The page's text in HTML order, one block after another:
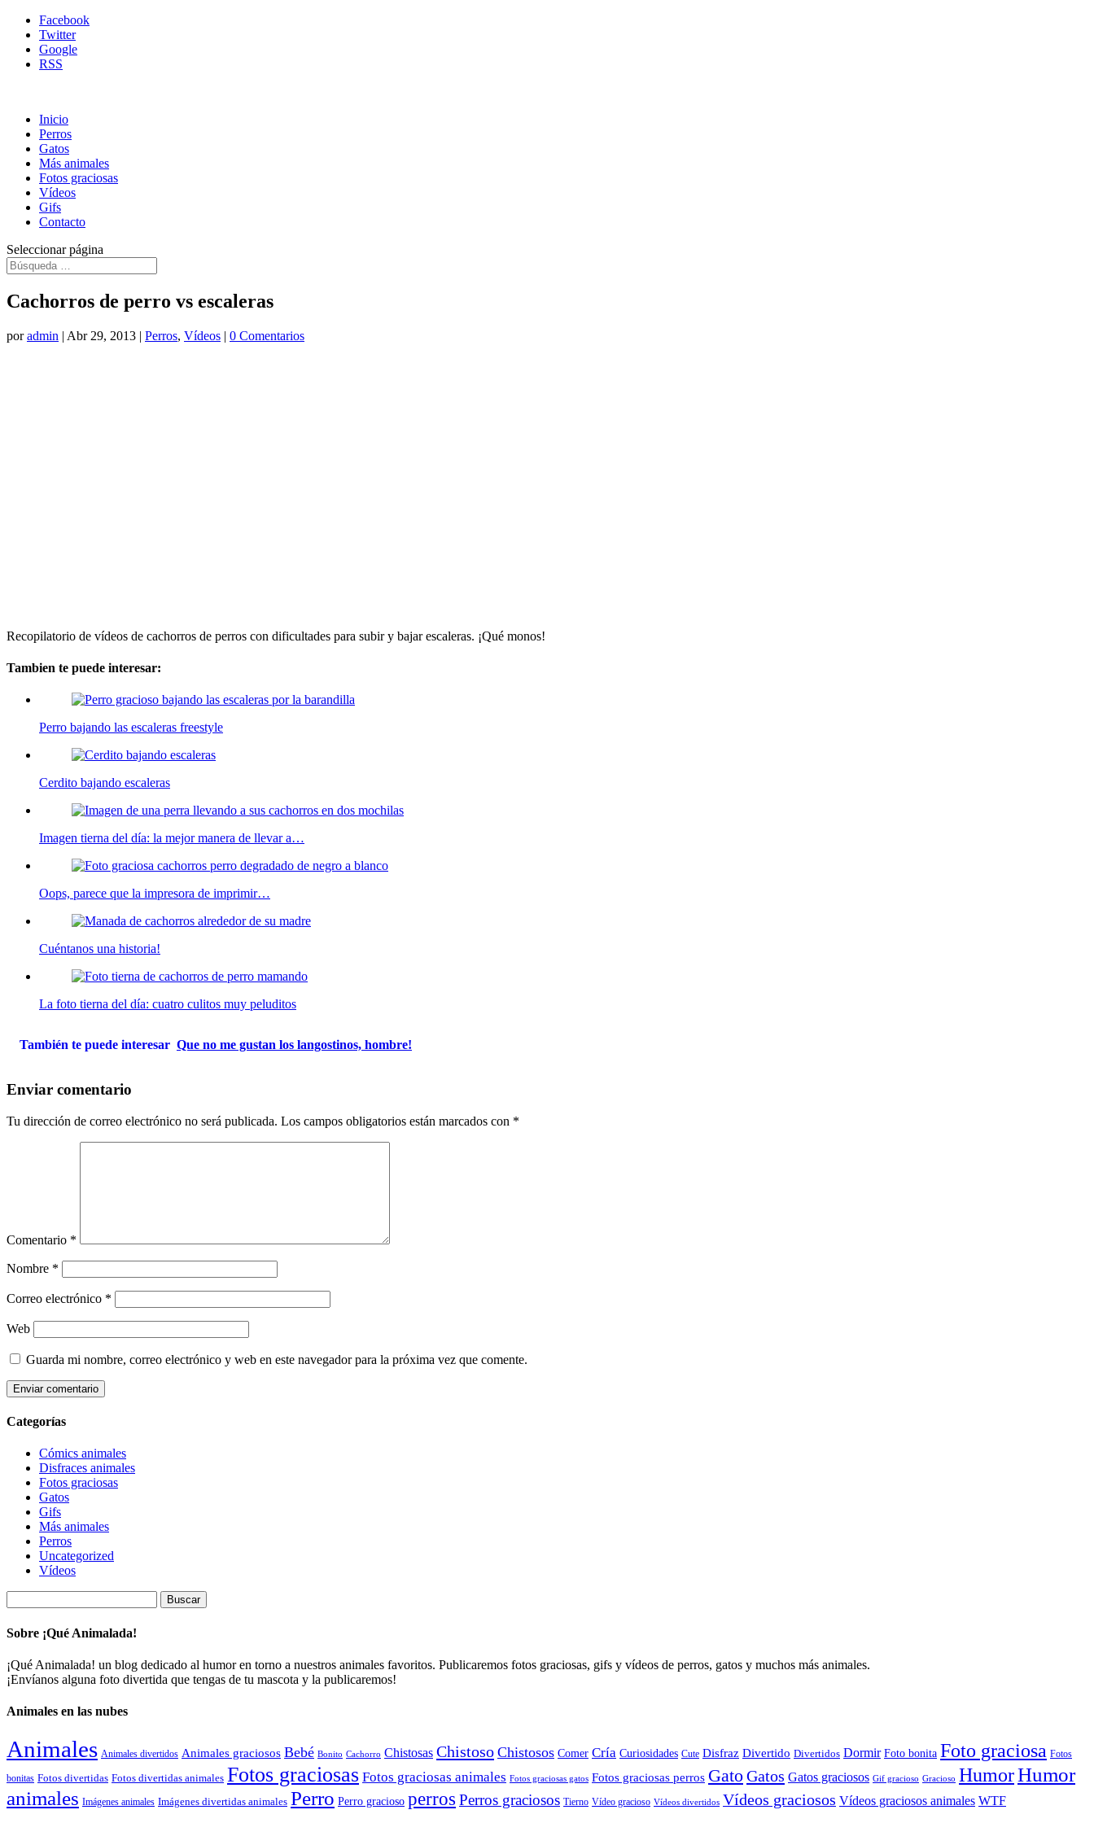
Facebook
Twitter
Google
RSS
Inicio
Perros
Gatos
Más animales
Fotos graciosas
Vídeos
Gifs
Contacto
Seleccionar página
Cachorros de perro vs escaleras
poradmin | Abr 29, 2013 | Perros, Vídeos | 0 Comentarios
Recopilatorio de vídeos de cachorros de perros con dificultades para subir y bajar escaleras. ¡Qué monos!
Tambien te puede interesar:
Perro bajando las escaleras freestyle
Cerdito bajando escaleras
Imagen tierna del día: la mejor manera de llevar a…
Oops, parece que la impresora de imprimir…
Cuéntanos una historia!
La foto tierna del día: cuatro culitos muy peluditos
También te puede interesar Que no me gustan los langostinos, hombre!
Enviar comentario
Tu dirección de correo electrónico no será publicada. Los campos obligatorios están marcados con *
Comentario *
Nombre *
Correo electrónico *
Web
Guarda mi nombre, correo electrónico y web en este navegador para la próxima vez que comente.
Categorías
Cómics animales
Disfraces animales
Fotos graciosas
Gatos
Gifs
Más animales
Perros
Uncategorized
Vídeos
Sobre ¡Qué Animalada!
¡Qué Animalada! un blog dedicado al humor en torno a nuestros animales favoritos. Publicaremos fotos graciosas, gifs y vídeos de perros, gatos y muchos más animales.
¡Envíanos alguna foto divertida que tengas de tu mascota y la publicaremos!
Animales en las nubes
Animales Animales divertidos Animales graciosos Bebé Bonito Cachorro Chistosas Chistoso Chistosos Comer Cría Curiosidades Cute Disfraz Divertido Divertidos Dormir Foto bonita Foto graciosa Fotos
bonitas Fotos divertidas Fotos divertidas animales Fotos graciosas Fotos graciosas animales Fotos graciosas gatos Fotos graciosas perros GatoGatos Gatos graciosos Gif gracioso Gracioso HumorHumor
animales Imágenes animales Imágenes divertidas animales Perro Perro gracioso perros Perros graciosos Tierno Vídeo gracioso Vídeos divertidos Vídeos graciosos Vídeos graciosos animales WTF